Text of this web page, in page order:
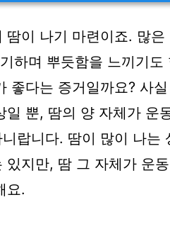
이 나기 마련이죠. 많은
하며 뿌듯함을 느끼기
좋다는 증거일까요? 사
일 뿐, 땀의 양 자체가 운
랍니다. 땀이 많이 나는
지만, 땀 그 자체가 운
요.